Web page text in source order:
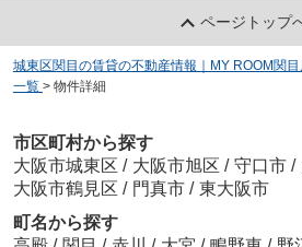
ページトップ
城東区関目の賃貸の不動産情報｜MY ROOM関
一覧 > 物件詳細
市区町村から探す
大阪市城東区 / 大阪市旭区 / 守口市 /
大阪市鶴見区 / 門真市 / 東大阪市
町名から探す